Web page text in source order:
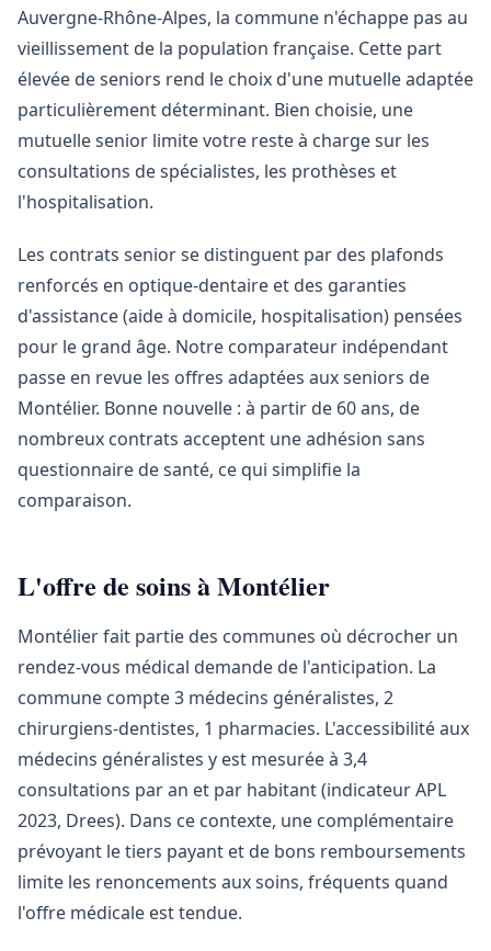
Auvergne-Rhône-Alpes, la commune n'échappe pas au
vieillissement de la population française. Cette part
élevée de seniors rend le choix d'une mutuelle adaptée
particulièrement déterminant. Bien choisie, une
mutuelle senior limite votre reste à charge sur les
consultations de spécialistes, les prothèses et
l'hospitalisation.
Les contrats senior se distinguent par des plafonds
renforcés en optique-dentaire et des garanties
d'assistance (aide à domicile, hospitalisation) pensées
pour le grand âge. Notre comparateur indépendant
passe en revue les offres adaptées aux seniors de
Montélier. Bonne nouvelle : à partir de 60 ans, de
nombreux contrats acceptent une adhésion sans
questionnaire de santé, ce qui simplifie la
comparaison.
L'offre de soins à Montélier
Montélier fait partie des communes où décrocher un
rendez-vous médical demande de l'anticipation. La
commune compte 3 médecins généralistes, 2
chirurgiens-dentistes, 1 pharmacies. L'accessibilité aux
médecins généralistes y est mesurée à 3,4
consultations par an et par habitant (indicateur APL
2023, Drees). Dans ce contexte, une complémentaire
prévoyant le tiers payant et de bons remboursements
limite les renoncements aux soins, fréquents quand
l'offre médicale est tendue.